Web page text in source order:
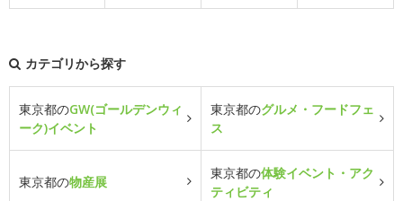
カテゴリから探す
東京都のGW(ゴールデンウィ
ーク)イベント
東京都のグルメ・フードフェ
ス
東京都の物産展
東京都の体験イベント・アク
ティビティ